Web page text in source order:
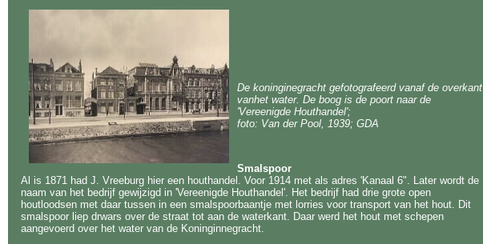
De koninginegracht gefotografeerd vanaf de overkant
vanhet water. De boog is de poort naar de
'Vereenigde Houthandel';
foto: Van der Pool, 1939; GDA
Smalspoor
Al is 1871 had J. Vreeburg hier een houthandel. Voor 1914 met als adres 'Kanaal 6". Later wordt de
naam van het bedrijf gewijzigd in 'Vereenigde Houthandel'. Het bedrijf had drie grote open
houtloodsen met daar tussen in een smalspoorbaantje met lorries voor transport van het hout. Dit
smalspoor liep drwars over de straat tot aan de waterkant. Daar werd het hout met schepen
aangevoerd over het water van de Koninginnegracht.